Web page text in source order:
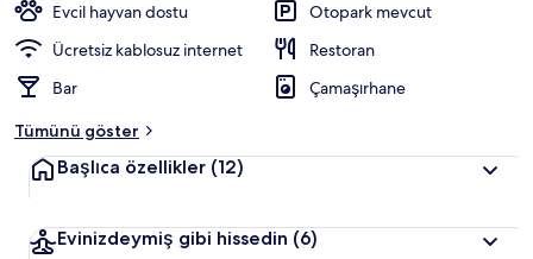
Evcil hayvan dostu
Otopark mevcut
Ücretsiz kablosuz internet
Restoran
Bar
Çamaşırhane
Tümünü göster
Başlıca özellikler (12)
Evinizdeymiş gibi hissedin (6)